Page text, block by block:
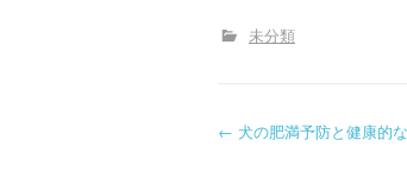
未分類
P
← 犬の肥満予防と健康的